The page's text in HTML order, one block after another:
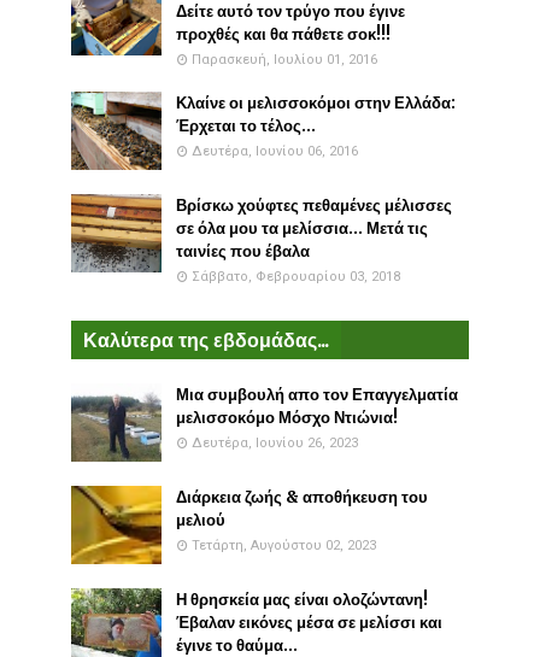
Δείτε αυτό τον τρύγο που έγινε
προχθές και θα πάθετε σοκ!!!
Παρασκευή, Ιουλίου 01, 2016
Κλαίνε οι μελισσοκόμοι στην Ελλάδα:
Έρχεται το τέλος...
Δευτέρα, Ιουνίου 06, 2016
Βρίσκω χούφτες πεθαμένες μέλισσες
σε όλα μου τα μελίσσια... Μετά τις
ταινίες που έβαλα
Σάββατο, Φεβρουαρίου 03, 2018
Καλύτερα της εβδομάδας...
Μια συμβουλή απο τον Επαγγελματία
μελισσοκόμο Μόσχο Ντιώνια!
Δευτέρα, Ιουνίου 26, 2023
Διάρκεια ζωής & αποθήκευση του
μελιού
Τετάρτη, Αυγούστου 02, 2023
Η θρησκεία μας είναι ολοζώντανη!
Έβαλαν εικόνες μέσα σε μελίσσι και
έγινε το θαύμα...